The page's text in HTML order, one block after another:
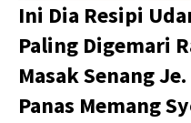
Ini Dia Resipi
Paling Digemari
Masak Senang
Panas Memang